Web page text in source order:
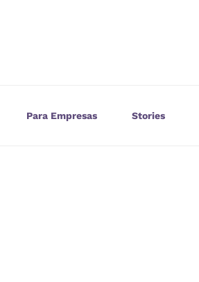
Para Empresas Stories